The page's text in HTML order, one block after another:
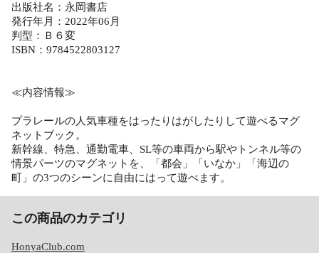
出版社名：永岡書店
発行年月：2022年06月
判型：Ｂ６変
ISBN：9784522803127
≪内容情報≫
プラレールの人気車種をはったりはがしたりして遊べるマグ
ネットブック。
新幹線、特急、通勤電車、SL等の車両から駅やトンネル等の
情景パーツのマグネットを、「都会」「いなか」「海辺の
町」の3つのシーンに自由にはって遊べます。
この商品のカテゴリ
HonyaClub.com